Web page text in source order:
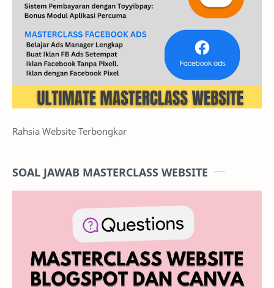
Rahsia Website Terbongkar
SOAL JAWAB MASTERCLASS WEBSITE